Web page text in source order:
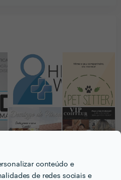
conteúdo e
de redes sociais e